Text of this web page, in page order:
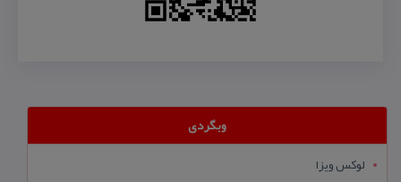
وبگردی
لوکس ویزا